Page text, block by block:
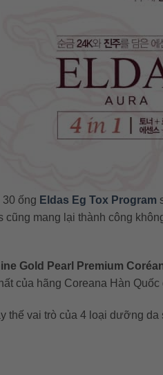
30 ống Eldas Eg Tox Program
cũng mang lại thành công
Gold Pearl Premium
của hãng Coreana Hàn
thế vai trò của 4 loại dưỡng da